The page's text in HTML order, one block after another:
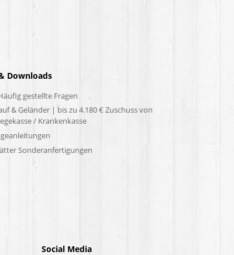
Downloads
gestellte Fragen
& Geländer | bis zu 4.180 € Zuschuss von
/ Krankenkasse
Sonderanfertigungen
Social Media